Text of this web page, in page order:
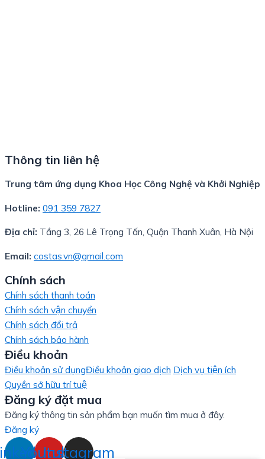
Thông tin liên hệ
Trung tâm ứng dụng Khoa Học Công Nghệ và Khởi Nghiệp
Hotline: 091 359 7827
Địa chỉ: Tầng 3, 26 Lê Trọng Tấn, Quận Thanh Xuân, Hà Nội
Email: costas.vn@gmail.com
Chính sách
Chính sách thanh toán
Chính sách vận chuyển
Chính sách đổi trả
Chính sách bảo hành
Điều khoản
Điều khoản sử dụngĐiều khoản giao dịch Dịch vụ tiện ích
Quyền sở hữu trí tuệ
Đăng ký đặt mua
Đăng ký thông tin sản phẩm bạn muốn tìm mua ở đây.
Đăng ký
Youtube
Instagram